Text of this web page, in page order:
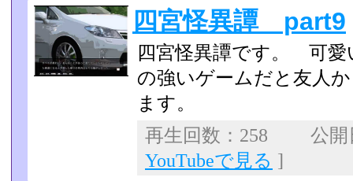
四宮怪異譚 part9
四宮怪異譚です。 可愛
の強いゲームだと友人
ます。
再生回数：258 公
YouTubeで見る ]